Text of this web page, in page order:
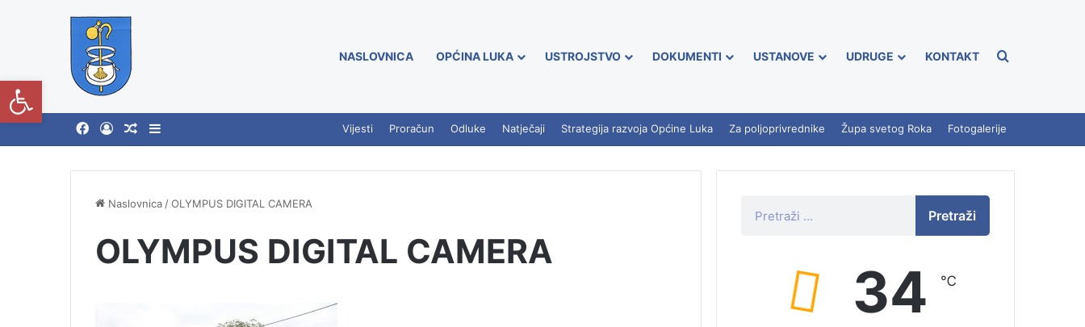
NASLOVNICA OPĆINA LUKA USTROJSTVO DOKUMENTI USTANOVE UDRUGE KONTAKT
Vijesti Proračun Odluke Natječaji Strategija razvoja Općine Luka Za poljoprivrednike Župa svetog Roka Fotogalerije
Naslovnica /OLYMPUS DIGITAL CAMERA
OLYMPUS DIGITAL CAMERA
Pretraži
34 ℃
Open toolbar